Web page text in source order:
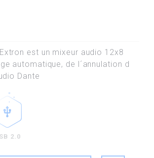
est un mixeur audio 12x8
automatique, de l´annulation d
Dante
2.0